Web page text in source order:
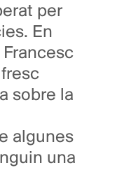
per
En
sobre la
algunes
una